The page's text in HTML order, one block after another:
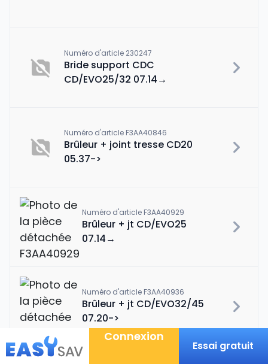
Numéro d'article 230247
Bride support CDC
CD/EVO25/32 07.14→
Numéro d'article F3AA40846
Brûleur + joint tresse CD20
05.37->
Numéro d'article F3AA40929
Brûleur + jt CD/EVO25
07.14→
Numéro d'article F3AA40936
Brûleur + jt CD/EVO32/45
07.20->
Connexion
Essai gratuit